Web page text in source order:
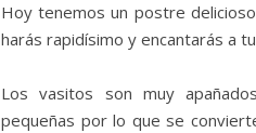
Hoy tenemos un postre
harás rapidísimo y encantarás a
Los vasitos son muy
pequeñas por lo que se